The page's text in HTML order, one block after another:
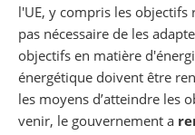
l'UE, y compris les
pas nécessaire de les
objectifs en matière
énergétique doivent être
les moyens d’atteindre les
venir, le gouvernement a